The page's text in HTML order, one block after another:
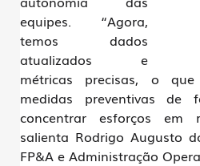
equipes. “Agora,
temos dados
atualizados e
métricas precisas, o
medidas preventivas de
concentrar esforços em
salienta Rodrigo Augusto
FP&A e Administração